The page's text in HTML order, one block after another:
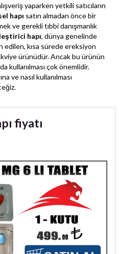
yaparken yetkili satıcıların
hapı satın almadan önce bir
ve gerekli tıbbi danışmanlık
hapı, dünya genelinde
kısa sürede ereksiyon
ürünüdür. Ancak bu ürünün
kullanılması çok önemlidir.
ve nasıl kullanılması
fiyatı